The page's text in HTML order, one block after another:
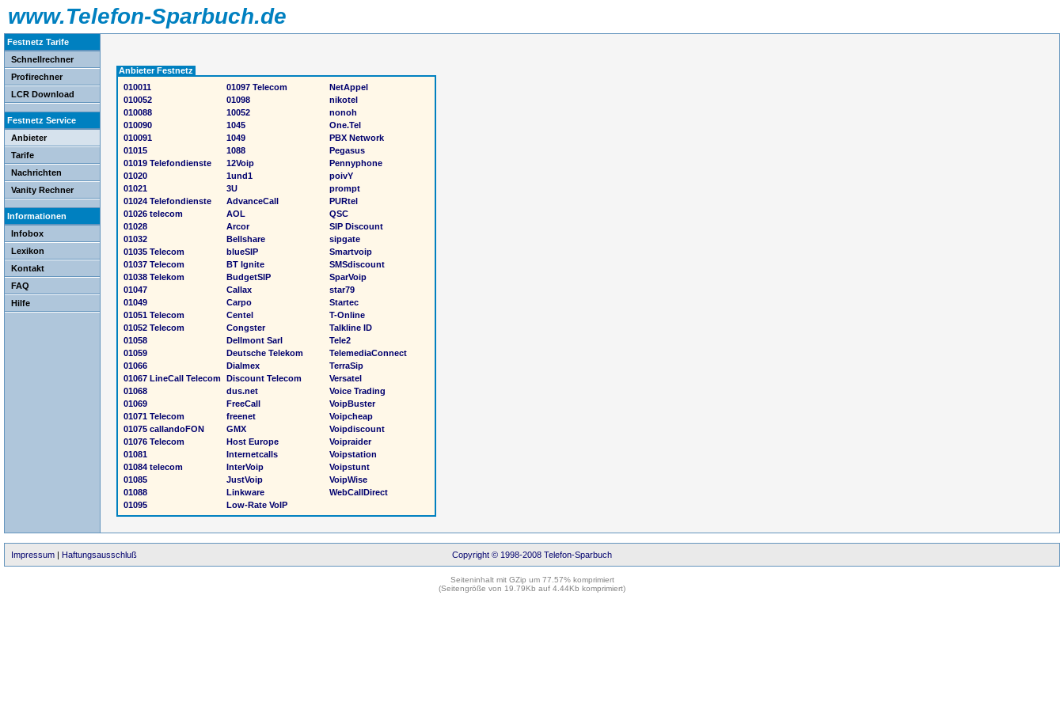
www.Telefon-Sparbuch.de
Festnetz Tarife
Schnellrechner
Profirechner
LCR Download
Festnetz Service
Anbieter
Tarife
Nachrichten
Vanity Rechner
Informationen
Infobox
Lexikon
Kontakt
FAQ
Hilfe
Anbieter Festnetz
010011
01097 Telecom
NetAppel
010052
01098
nikotel
010088
10052
nonoh
010090
1045
One.Tel
010091
1049
PBX Network
01015
1088
Pegasus
01019 Telefondienste
12Voip
Pennyphone
01020
1und1
poivY
01021
3U
prompt
01024 Telefondienste
AdvanceCall
PURtel
01026 telecom
AOL
QSC
01028
Arcor
SIP Discount
01032
Bellshare
sipgate
01035 Telecom
blueSIP
Smartvoip
01037 Telecom
BT Ignite
SMSdiscount
01038 Telekom
BudgetSIP
SparVoip
01047
Callax
star79
01049
Carpo
Startec
01051 Telecom
Centel
T-Online
01052 Telecom
Congster
Talkline ID
01058
Dellmont Sarl
Tele2
01059
Deutsche Telekom
TelemediaConnect
01066
Dialmex
TerraSip
01067 LineCall Telecom Discount Telecom
Versatel
01068
dus.net
Voice Trading
01069
FreeCall
VoipBuster
01071 Telecom
freenet
Voipcheap
01075 callandoFON
GMX
Voipdiscount
01076 Telecom
Host Europe
Voipraider
01081
Internetcalls
Voipstation
01084 telecom
InterVoip
Voipstunt
01085
JustVoip
VoipWise
01088
Linkware
WebCallDirect
01095
Low-Rate VoIP
Impressum | Haftungsausschluß Copyright © 1998-2008 Telefon-Sparbuch
Seiteninhalt mit GZip um 77.57% komprimiert
(Seitengröße von 19.79Kb auf 4.44Kb komprimiert)